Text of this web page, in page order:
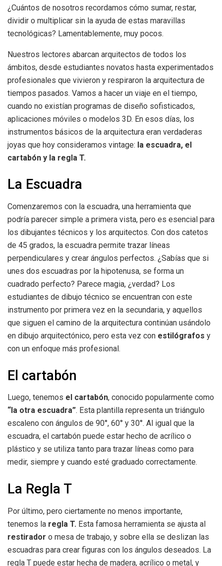
¿Cuántos de nosotros recordamos cómo sumar, restar,
dividir o multiplicar sin la ayuda de estas maravillas
tecnológicas? Lamentablemente, muy pocos.
Nuestros lectores abarcan arquitectos de todos los
ámbitos, desde estudiantes novatos hasta experimentados
profesionales que vivieron y respiraron la arquitectura de
tiempos pasados. Vamos a hacer un viaje en el tiempo,
cuando no existían programas de diseño sofisticados,
aplicaciones móviles o modelos 3D. En esos días, los
instrumentos básicos de la arquitectura eran verdaderas
joyas que hoy consideramos vintage: la escuadra, el
cartabón y la regla T.
La Escuadra
Comenzaremos con la escuadra, una herramienta que
podría parecer simple a primera vista, pero es esencial para
los dibujantes técnicos y los arquitectos. Con dos catetos
de 45 grados, la escuadra permite trazar líneas
perpendiculares y crear ángulos perfectos. ¿Sabías que si
unes dos escuadras por la hipotenusa, se forma un
cuadrado perfecto? Parece magia, ¿verdad? Los
estudiantes de dibujo técnico se encuentran con este
instrumento por primera vez en la secundaria, y aquellos
que siguen el camino de la arquitectura continúan usándolo
en dibujo arquitectónico, pero esta vez con estilógrafos y
con un enfoque más profesional.
El cartabón
Luego, tenemos el cartabón, conocido popularmente como
“la otra escuadra”. Esta plantilla representa un triángulo
escaleno con ángulos de 90°, 60° y 30°. Al igual que la
escuadra, el cartabón puede estar hecho de acrílico o
plástico y se utiliza tanto para trazar líneas como para
medir, siempre y cuando esté graduado correctamente.
La Regla T
Por último, pero ciertamente no menos importante,
tenemos la regla T. Esta famosa herramienta se ajusta al
restirador o mesa de trabajo, y sobre ella se deslizan las
escuadras para crear figuras con los ángulos deseados. La
regla T puede estar hecha de madera, acrílico o metal, y